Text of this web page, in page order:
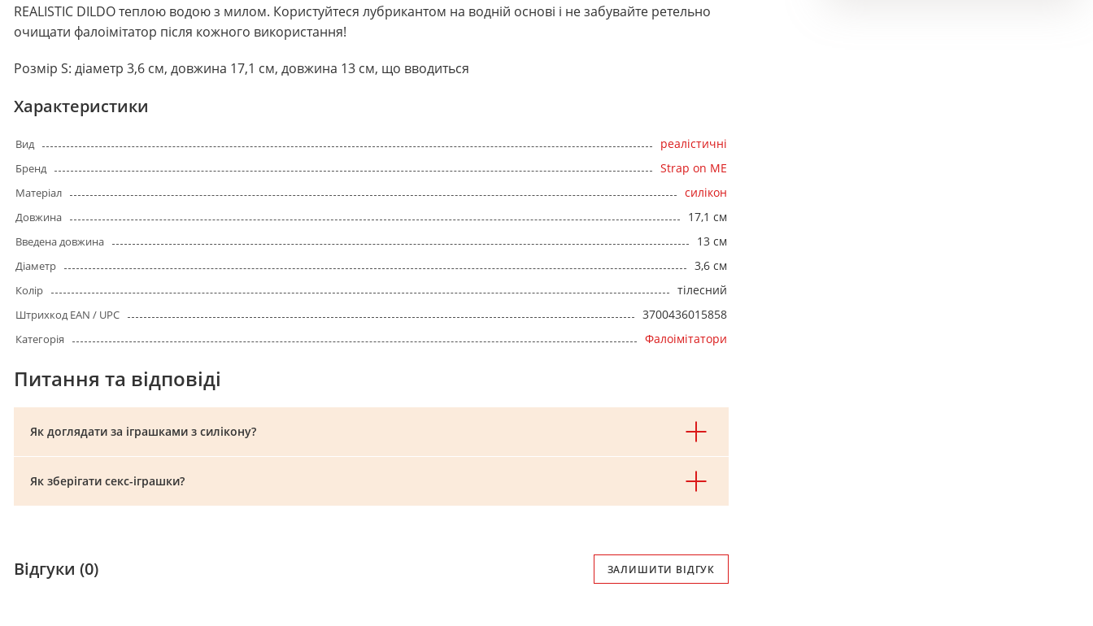
REALISTIC DILDO теплою водою з милом. Користуйтеся лубрикантом на водній основі і не забувайте ретельно
очищати фалоімітатор після кожного використання!
Розмір S: діаметр 3,6 см, довжина 17,1 см, довжина 13 см, що вводиться
Характеристики
Вид реалістичні
Бренд Strap on ME
Матеріал силікон
Довжина 17,1 см
Введена довжина 13 см
Діаметр 3,6 см
Колір тілесний
Штрихкод EAN / UPC 3700436015858
Категорія Фалоімітатори
Питання та відповіді
Як доглядати за іграшками з силікону?
Як зберігати секс-іграшки?
Відгуки (0) ЗАЛИШИТИ ВІДГУК